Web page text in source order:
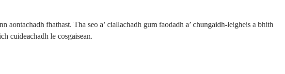
fhathast. Tha seo a’ ciallachadh gum faodadh a’ chungaidh-leigheis a bhith
cuideachadh le cosgaisean.